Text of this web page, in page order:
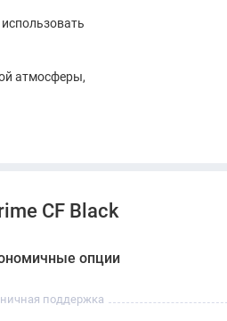
атмосферы,
CF Black
опции
поддержка